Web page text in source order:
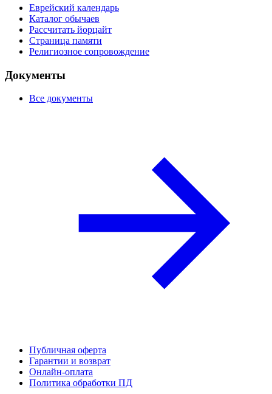
Еврейский календарь
Каталог обычаев
Рассчитать йорцайт
Страница памяти
Религиозное сопровождение
Документы
Все документы
Публичная оферта
Гарантии и возврат
Онлайн-оплата
Политика обработки ПД